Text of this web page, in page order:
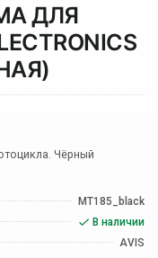
ДЛЯ
Чёрный
MT185_black
В наличии
AVIS